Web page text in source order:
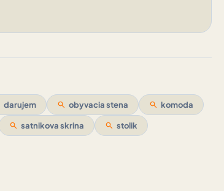
darujem search obyvacia stena search komoda
search satnikova skrina search stolik